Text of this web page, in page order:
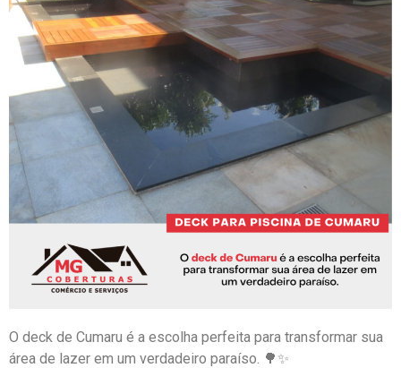
O deck de Cumaru é a escolha perfeita para transformar sua
área de lazer em um verdadeiro paraíso. 🌳✨